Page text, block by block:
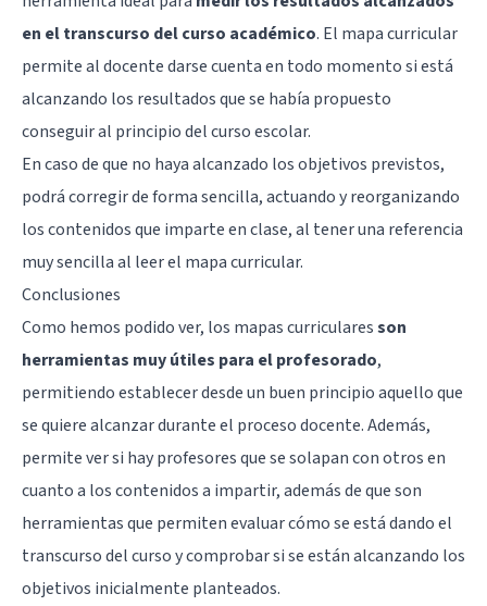
en el transcurso del curso académico. El mapa curricular
permite al docente darse cuenta en todo momento si está
alcanzando los resultados que se había propuesto
conseguir al principio del curso escolar.
En caso de que no haya alcanzado los objetivos previstos,
podrá corregir de forma sencilla, actuando y reorganizando
los contenidos que imparte en clase, al tener una referencia
muy sencilla al leer el mapa curricular.
Conclusiones
Como hemos podido ver, los mapas curricularesson
herramientas muy útiles para el profesorado,
permitiendo establecer desde un buen principio aquello que
se quiere alcanzar durante el proceso docente. Además,
permite ver si hay profesores que se solapan con otros en
cuanto a los contenidos a impartir, además de que son
herramientas que permiten evaluar cómo se está dando el
transcurso del curso y comprobar si se están alcanzando los
objetivos inicialmente planteados.